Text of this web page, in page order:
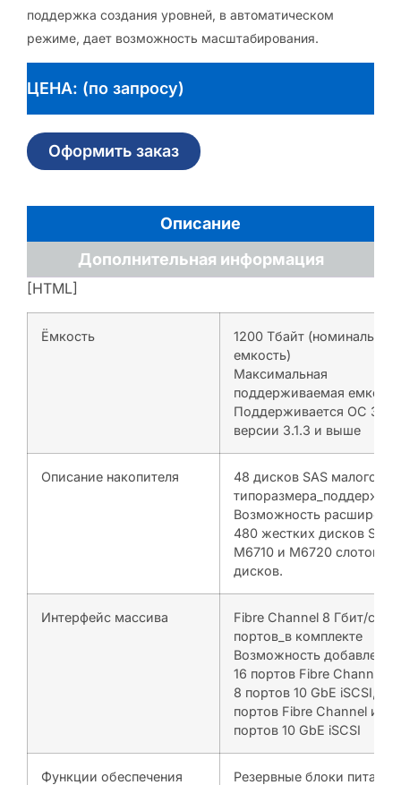
поддержка создания уровней, в автоматическом
режиме, дает возможность масштабирования.
ЦЕНА: (по запросу)
Оформить заказ
Описание
Дополнительная информация
[HTML]
Ёмкость
1200 Tбайт (номинальная
емкость)
Максимальная
поддерживаемая
Поддерживается ОС
версии 3.1.3 и выше
Описание накопителя
48 дисков SAS малого
Возможность
480 жестких дисков SAS
M6710 и M6720 слотов
дисков.
Интерфейс массива
Fibre Channel 8 Гбит/с, 8
портов_в комплекте
Возможность
16 портов Fibre Channel
8 портов 10 GbE iSCSI,
портов Fibre Channel и 4
портов 10 GbE iSCSI
Функции обеспечения
Резервные блоки